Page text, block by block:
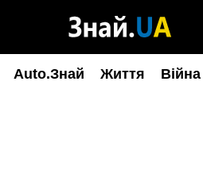
Auto.Знай Життя Війна